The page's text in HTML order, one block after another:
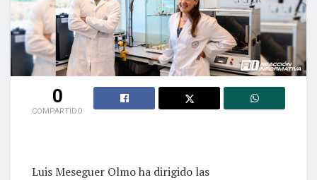
0
COMPARTIDO
Luis Meseguer Olmo ha dirigido las